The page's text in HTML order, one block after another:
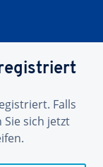
Falls
sich jetzt